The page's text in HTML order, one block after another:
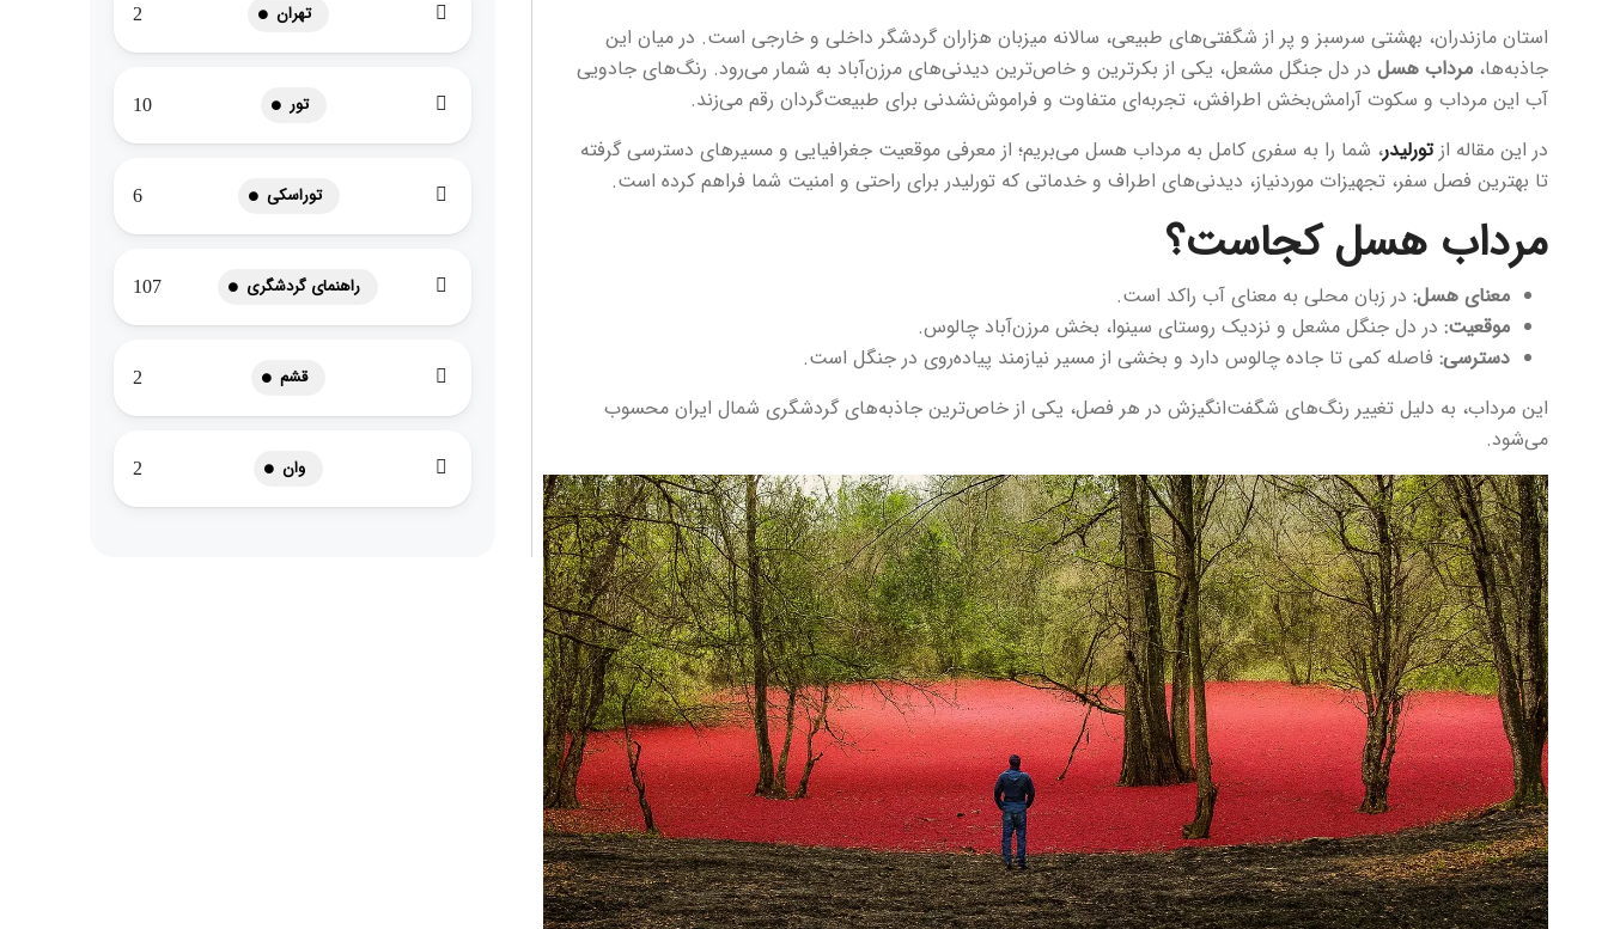
استان مازندران، بهشتی سرسبز و پر از شگفتی‌های طبیعی، سالانه میزبان هزاران گردشگر داخلی و خارجی است. در میان این
جاذبه‌ها، مرداب هسل در دل جنگل مشعل، یکی از بکرترین و خاص‌ترین دیدنی‌های مرزن‌آباد به شمار می‌رود. رنگ‌های جادویی
آب این مرداب و سکوت آرامش‌بخش اطرافش، تجربه‌ای متفاوت و فراموش‌نشدنی برای طبیعت‌گردان رقم می‌زند.
در این مقاله ازتورلیدر، شما را به سفری کامل به مرداب هسل می‌بریم؛ از معرفی موقعیت جغرافیایی و مسیرهای دسترسی گرفته
تا بهترین فصل سفر، تجهیزات موردنیاز، دیدنی‌های اطراف و خدماتی که تورلیدر برای راحتی و امنیت شما فراهم کرده است.
مرداب هسل کجاست؟
معنای هسل: در زبان محلی به معنای آب راکد است.
موقعیت: در دل جنگل مشعل و نزدیک روستای سینوا، بخش مرزن‌آباد چالوس.
دسترسی: فاصله کمی تا جاده چالوس دارد و بخشی از مسیر نیازمند پیاده‌روی در جنگل است.
این مرداب، به دلیل تغییر رنگ‌های شگفت‌انگیزش در هر فصل، یکی از خاص‌ترین جاذبه‌های گردشگری شمال ایران محسوب
می‌شود.
تهران 2
تور 10
توراسکی 6
راهنمای گردشگری 107
قشم 2
وان 2